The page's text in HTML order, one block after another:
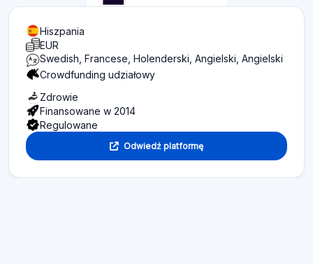
Hiszpania
EUR
Swedish, Francese, Holenderski, Angielski, Angielski
Crowdfunding udziałowy
Zdrowie
Finansowane w 2014
Regulowane
Odwiedź platformę